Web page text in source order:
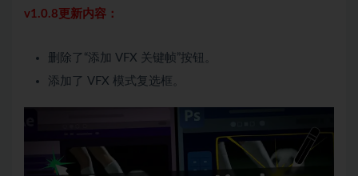
v1.0.8更新内容：
删除了“添加 VFX 关键帧”按钮。
添加了 VFX 模式复选框。